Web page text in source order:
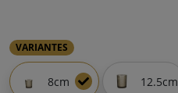
VARIANTES
8cm 12.5cm